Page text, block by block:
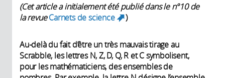
(Cet article a initialement été publié dans le n°10 de
la revue Carnets de science (link is external)
)
Au-delà du fait d’être un très mauvais tirage au
Scrabble, les lettres N, Z, D, Q, R et C symbolisent,
pour les mathématiciens, des ensembles de